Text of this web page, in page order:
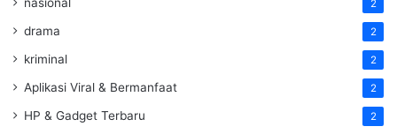
nasional 2
drama 2
kriminal 2
Aplikasi Viral & Bermanfaat 2
HP & Gadget Terbaru 2